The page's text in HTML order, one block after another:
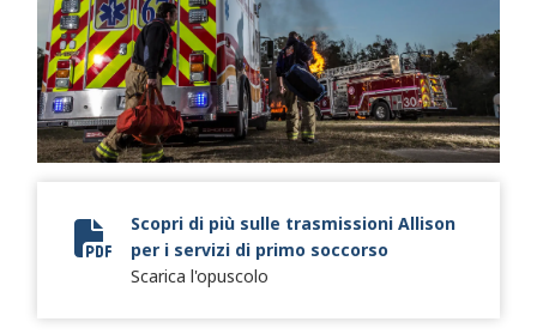
2024 Fire + Emergency Brochure
Scopri di più sulle trasmissioni Allison
per i servizi di primo soccorso
Scarica l'opuscolo